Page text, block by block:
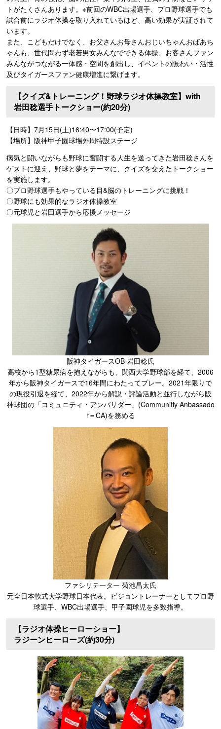
トがたくさんあります。※前回のWBC出場選手、プロ野球選手でも
試合前にラジオ体操を取り入れているほど、高い効果が実証されて
います。
また、こどもだけでなく、お父さんお母さんおじいちゃんおばあち
ゃんも、世代問わず老若男女みんなでできる体操、お客さんファン
みんながつながる一体感・空間を創出し、イベントの賑わい・活性
及びタイガースファン健康増進に繋げます。
【クイズ&トレーニング！野球ラジオ体操教室】with
岩田稔選手トークショー(約20分)
【日時】7月15日(土)16:40〜17:00(予定)
【場所】阪神甲子園球場外周特設ステージ
病気と闘いながらも野球に奮闘する人生を送ってきた岩田稔さんを
ゲストに迎え、野球と夢をテーマに、クイズを交えたトークショー
を実施します。
〇プロ野球選手もやっている目&脳のトレーニングに挑戦！
〇野球にも効果的なラジオ体操教室
〇元球児と岩田選手から応援メッセージ
阪神タイガースOB 岩田稔氏
高校から1型糖尿病を抱えながらも、関西大学野球部を経て、2006
年から阪神タイガースで16年間にわたってプレー。2021年限りで
の現役引退を経て、2022年から解説・評論活動と並行しながら阪
神球団の「コミュニティ・アンバサダー」(Communitiy Anbassado
r＝CA)を務める
ファシリテーター 菊池昌太氏
元全日本軟式大学野球日本代表。ビジョントレーナーとしてプロ野
球選手、WBC出場選手、甲子園球児を多数指導。
【ラジオ体操ヒーローショー】
ラジーンヒーローズ(約30分)